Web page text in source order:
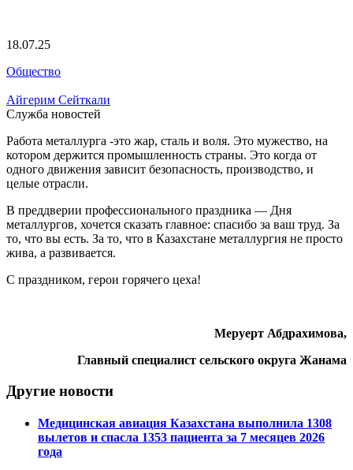
18.07.25
Общество
Айгерим Сейткали
Служба новостей
Работа металлурга -это жар, сталь и воля. Это мужество, на
котором держится промышленность страны. Это когда от
одного движения зависит безопасность, производство, и
целые отрасли.
В преддверии профессионального праздника — Дня
металлургов, хочется сказать главное: спасибо за ваш труд. За
то, что вы есть. За то, что в Казахстане металлургия не просто
жива, а развивается.
С праздником, герои горячего цеха!
Меруерт Абдрахимова,
Главный специалист сельского округа Жанама
Другие новости
Медицинская авиация Казахстана выполнила 1308
вылетов и спасла 1353 пациента за 7 месяцев 2026
года